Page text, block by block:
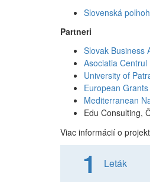
Slovenská
Partneri
Slovak Business
Asociatia
University of
European
Mediterranean
Edu Consulting,
Viac informácií o
Leták